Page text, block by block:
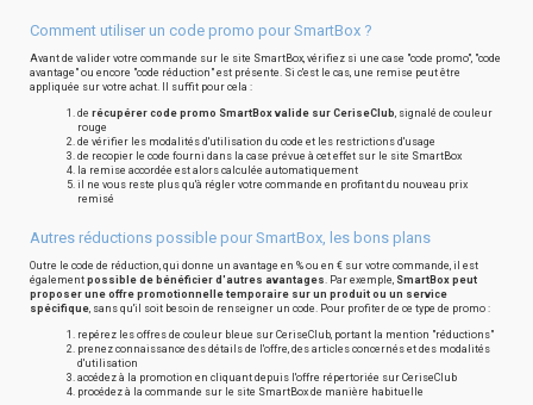
Comment utiliser un code promo pour SmartBox ?
Avant de valider votre commande sur le site SmartBox, vérifiez si une case "code promo", "code
avantage" ou encore "code réduction" est présente. Si c'est le cas, une remise peut être
appliquée sur votre achat. Il suffit pour cela :
de récupérer code promo SmartBox valide sur CeriseClub, signalé de couleur
rouge
de vérifier les modalités d'utilisation du code et les restrictions d'usage
de recopier le code fourni dans la case prévue à cet effet sur le site SmartBox
la remise accordée est alors calculée automatiquement
il ne vous reste plus qu'à régler votre commande en profitant du nouveau prix
remisé
Autres réductions possible pour SmartBox, les bons plans
Outre le code de réduction, qui donne un avantage en % ou en € sur votre commande, il est
également possible de bénéficier d'autres avantages. Par exemple, SmartBox peut
proposer une offre promotionnelle temporaire sur un produit ou un service
spécifique, sans qu'il soit besoin de renseigner un code. Pour profiter de ce type de promo :
repérez les offres de couleur bleue sur CeriseClub, portant la mention "réductions"
prenez connaissance des détails de l'offre, des articles concernés et des modalités
d'utilisation
accédez à la promotion en cliquant depuis l'offre répertoriée sur CeriseClub
procédez à la commande sur le site SmartBox de manière habituelle